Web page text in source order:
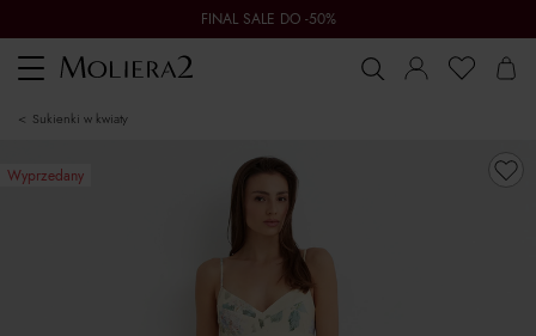
FINAL SALE DO -50%
Toggle
navigation
sukienki w kwiaty
Wyprzedany